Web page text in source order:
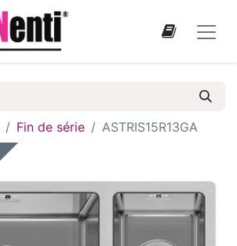
Fin de série ASTRIS15R13GA